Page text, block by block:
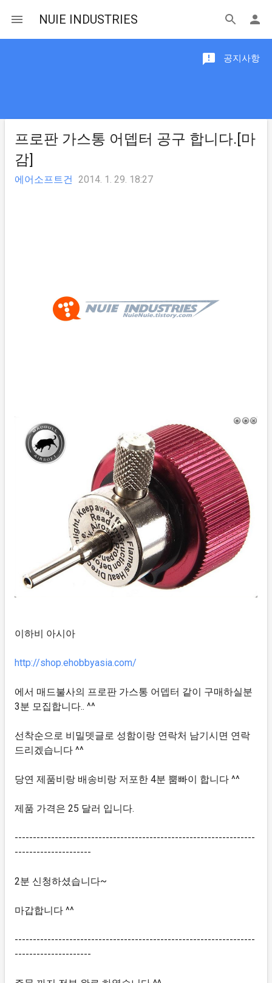
NUIE INDUSTRIES
공지사항
프로판 가스통 어뎁터 공구 합니다.[마
감]
에어소프트건 2014. 1. 29. 18:27
이하비 아시아
http://shop.ehobbyasia.com/
에서 매드불사의 프로판 가스통 어뎁터 같이 구매하실분
3분 모집합니다.. ^^
선착순으로 비밀뎃글로 성함이랑 연락처 남기시면 연락
드리겠습니다 ^^
당연 제품비랑 배송비랑 저포한 4분 뿜빠이 합니다 ^^
제품 가격은 25 달러 입니다.
------------------------------------------------------------------
---------------------
2분 신청하셨습니다~
마갑합니다 ^^
------------------------------------------------------------------
---------------------